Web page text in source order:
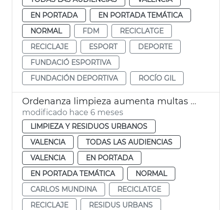
EN PORTADA
EN PORTADA TEMÁTICA
NORMAL
FDM
RECICLATGE
RECICLAJE
ESPORT
DEPORTE
FUNDACIÓ ESPORTIVA
FUNDACIÓN DEPORTIVA
ROCÍO GIL
Ordenanza limpieza aumenta multas ensuciar vía pública
modificado hace 6 meses
LIMPIEZA Y RESIDUOS URBANOS
VALENCIA
TODAS LAS AUDIENCIAS
VALENCIA
EN PORTADA
EN PORTADA TEMÁTICA
NORMAL
CARLOS MUNDINA
RECICLATGE
RECICLAJE
RESIDUS URBANS